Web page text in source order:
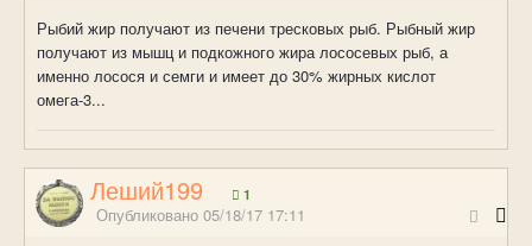
Рыбий жир получают из печени тресковых рыб. Рыбный жир
получают из мышц и подкожного жира лососевых рыб, а
именно лосося и семги и имеет до 30% жирных кислот
омега-3...
Леший199 1
Опубликовано 05/18/17 17:11